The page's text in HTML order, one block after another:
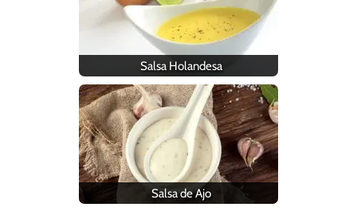
Salsa Holandesa
Salsa de Ajo